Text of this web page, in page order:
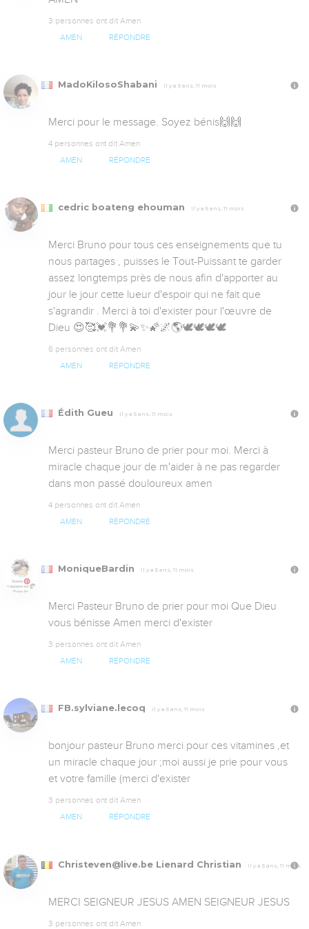
3 personnes ont dit Amen
AMEN RÉPONDRE
MadoKilosoShabani Il y a 5 ans, 11 mois
Merci pour le message. Soyez bénis🙌🙌
4 personnes ont dit Amen
AMEN RÉPONDRE
cedric boateng ehouman Il y a 5 ans, 11 mois
Merci Bruno pour tous ces enseignements que tu
nous partages , puisses le Tout-Puissant te garder
assez longtemps près de nous afin d'apporter au
jour le jour cette lueur d'espoir qui ne fait que
s'agrandir . Merci à toi d'exister pour l'œuvre de
Dieu 😍🥰💓💐💐💫✨🌠🌌🌎🕊️🕊️🕊️🕊️
6 personnes ont dit Amen
AMEN RÉPONDRE
Édith Gueu Il y a 5 ans, 11 mois
Merci pasteur Bruno de prier pour moi. Merci à
miracle chaque jour de m'aider à ne pas regarder
dans mon passé douloureux amen
4 personnes ont dit Amen
AMEN RÉPONDRE
MoniqueBardin Il y a 5 ans, 11 mois
Merci Pasteur Bruno de prier pour moi Que Dieu
vous bénisse Amen merci d'exister
3 personnes ont dit Amen
AMEN RÉPONDRE
FB.sylviane.lecoq Il y a 5 ans, 11 mois
bonjour pasteur Bruno merci pour ces vitamines ,et
un miracle chaque jour ;moi aussi je prie pour vous
et votre famille (merci d'exister
3 personnes ont dit Amen
AMEN RÉPONDRE
Christeven@live.be Lienard Christian Il y a 5 ans, 11 mois
MERCI SEIGNEUR JESUS AMEN SEIGNEUR JESUS
3 personnes ont dit Amen